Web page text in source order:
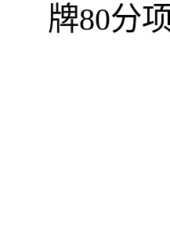
牌80分